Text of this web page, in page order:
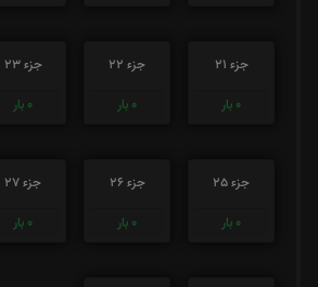
جزء 21
0 بار
جزء 22
0 بار
جزء 23
0 بار
جزء 25
0 بار
جزء 26
0 بار
جزء 27
0 بار